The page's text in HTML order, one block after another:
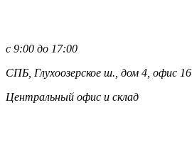
с 9:00 до 17:00
СПБ, Глухоозерское ш., дом 4, офис 16
Центральный офис и склад